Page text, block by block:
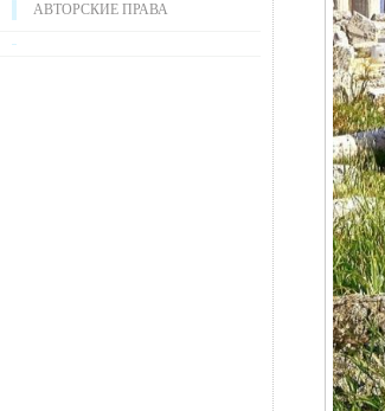
АВТОРСКИЕ ПРАВА